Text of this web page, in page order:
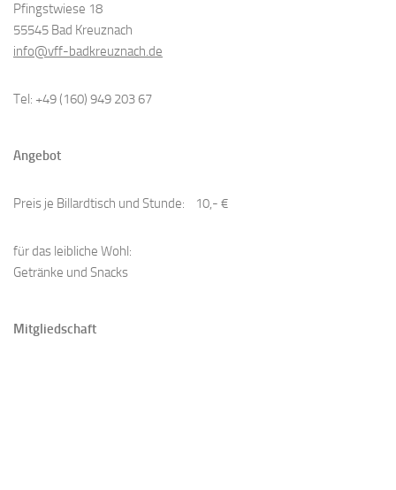
Pfingstwiese 18
55545 Bad Kreuznach
info@vff-badkreuznach.de
Tel: +49 (160) 949 203 67
Angebot
Preis je Billardtisch und Stunde: 10,- €
​für das leibliche Wohl:
Getränke und Snacks
Mitgliedschaft